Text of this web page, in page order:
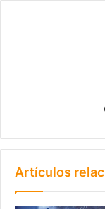
Artículos